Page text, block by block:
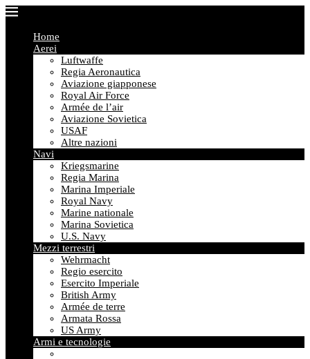
Home
Aerei
Luftwaffe
Regia Aeronautica
Aviazione giapponese
Royal Air Force
Armée de l’air
Aviazione Sovietica
USAF
Altre nazioni
Navi
Kriegsmarine
Regia Marina
Marina Imperiale
Royal Navy
Marine nationale
Marina Sovietica
U.S. Navy
Mezzi terrestri
Wehrmacht
Regio esercito
Esercito Imperiale
British Army
Armée de terre
Armata Rossa
US Army
Armi e tecnologie